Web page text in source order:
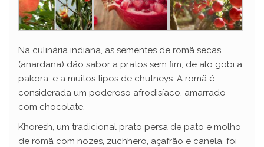
Na culinária indiana, as sementes de romã secas
(anardana) dão sabor a pratos sem fim, de alo gobi a
pakora, e a muitos tipos de chutneys. A romã é
considerada um poderoso afrodisíaco, amarrado
com chocolate.
Khoresh, um tradicional prato persa de pato e molho
de romã com nozes, zuchhero, açafrão e canela, foi